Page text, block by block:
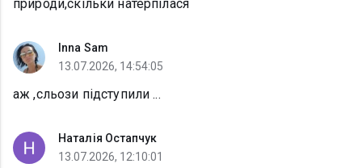
природи,скільки натерпілася
Inna Sam
13.07.2026, 14:54:05
аж ,сльози підступили ...
Наталія Остапчук
13.07.2026, 12:10:01